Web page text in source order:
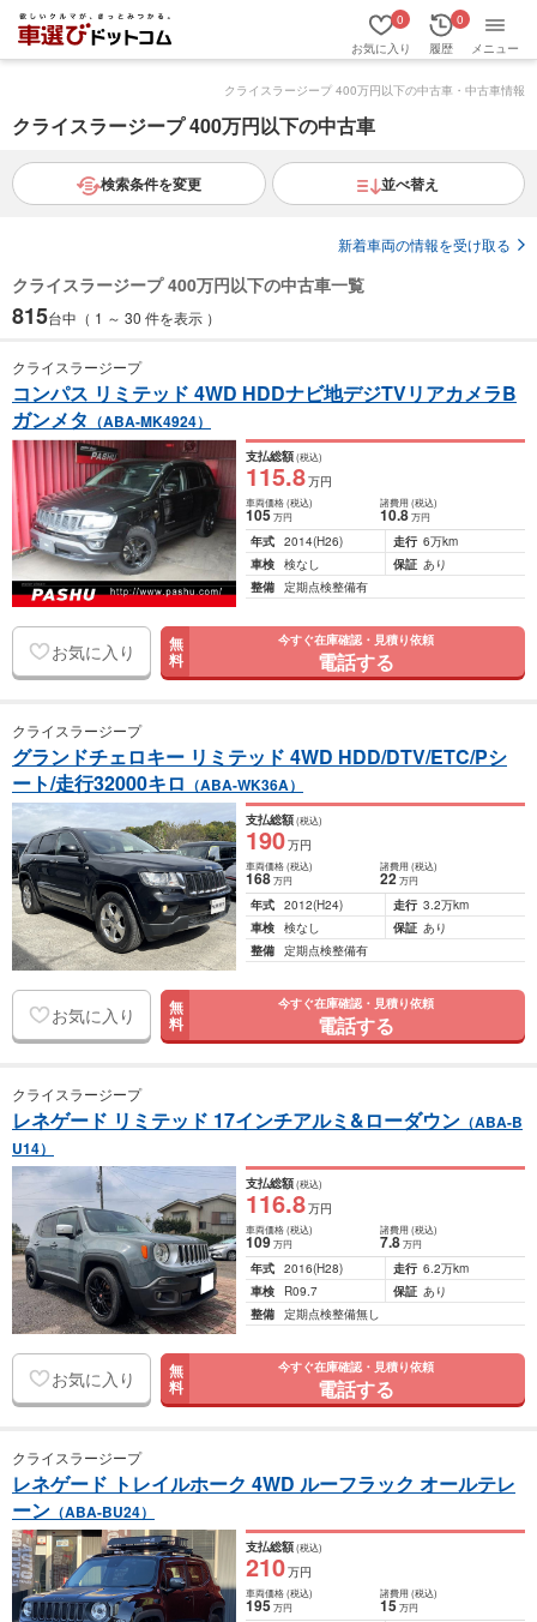
お気に入り
0
履歴
0
メニュー
クライスラージープ 400万円以下の中古車・中古車情報
クライスラージープ 400万円以下の中古車
検索条件を変更 並べ替え
新着車両の情報を受け取る
クライスラージープ 400万円以下の中古車一覧
815台中（ 1 ～ 30 件を表示 ）
クライスラージープ
コンパス リミテッド 4WD HDDナビ地デジTVリアカメラB
ガンメタ （ABA-MK4924）
支払総額(税込)
115.8万円
車両価格(税込)
105万円
諸費用 (税込)
10.8 万円
年式 2014(H26) 走行 6万km
車検 検なし 保証 あり
整備 定期点検整備有
お気に入り 無
料
今すぐ在庫確認・見積り依頼
電話する
クライスラージープ
グランドチェロキー リミテッド 4WD HDD/DTV/ETC/Pシ
ート/走行32000キロ （ABA-WK36A）
支払総額(税込)
190万円
車両価格(税込)
168万円
諸費用 (税込)
22 万円
年式 2012(H24) 走行 3.2万km
車検 検なし 保証 あり
整備 定期点検整備有
お気に入り 無
料
今すぐ在庫確認・見積り依頼
電話する
クライスラージープ
レネゲード リミテッド 17インチアルミ&ローダウン （ABA-B
U14）
支払総額(税込)
116.8万円
車両価格(税込)
109万円
諸費用 (税込)
7.8 万円
年式 2016(H28) 走行 6.2万km
車検
R09.7 保証 あり
整備 定期点検整備無し
お気に入り 無
料
今すぐ在庫確認・見積り依頼
電話する
クライスラージープ
レネゲード トレイルホーク 4WD ルーフラック オールテレ
ーン （ABA-BU24）
支払総額(税込)
210万円
車両価格(税込)
195万円
諸費用 (税込)
15 万円